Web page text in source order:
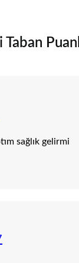
sağlık gelirmi